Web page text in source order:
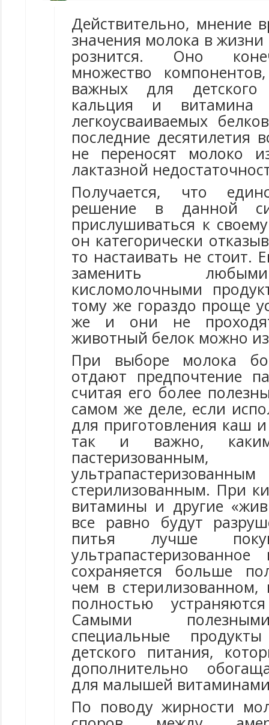
Действительно, мнение
значения молока в
рознится. Оно
множество
важных для
кальция и
легкоусваиваемых
последние десятилетия
не переносят молоко
лактазной
Получается, что
решение в данной
прислушиваться к
он категорически
то настаивать не стоит.
заменить
кисломолочными
тому же гораздо проще
же и они не
животный белок можно
При выборе молока
отдают предпочтение
считая его более
самом же деле, если
для приготовления каш
так и важно,
пастеризованным,
стерилизованным. При
витамины и другие
все равно будут
питья лучше
сохраняется больше
чем в
полностью
Самыми
специальные
детского питания,
дополнительно
для малышей
По поводу жирности